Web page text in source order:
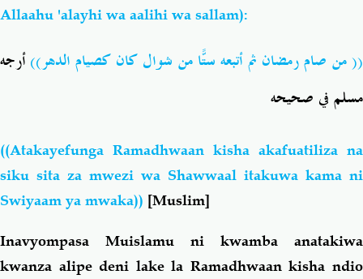
Allaahu 'alayhi wa aalihi wa sallam):
(( من صام رمضان ثم أتبعه ستًّا من شوال كان كصيام الدهر))أرجه
مسلم في صحيحه
((Atakayefunga Ramadhwaan kisha akafuatiliza na
siku sita za mwezi wa Shawwaal itakuwa kama ni
Swiyaam ya mwaka)) [Muslim]
Inavyompasa Muislamu ni kwamba anatakiwa
kwanza alipe deni lake la Ramadhwaan kisha ndio